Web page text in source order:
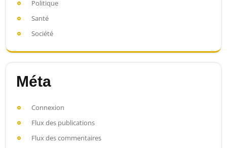
Politique
Santé
Société
Méta
Connexion
Flux des publications
Flux des commentaires